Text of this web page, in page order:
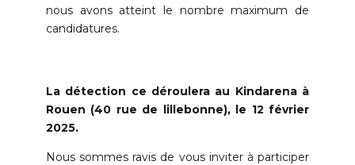
nous avons atteint le nombre maximum de
candidatures.
La détection ce déroulera au Kindarena à
Rouen (40 rue de lillebonne), le 12 février
2025.
Nous sommes ravis de vous inviter à participer